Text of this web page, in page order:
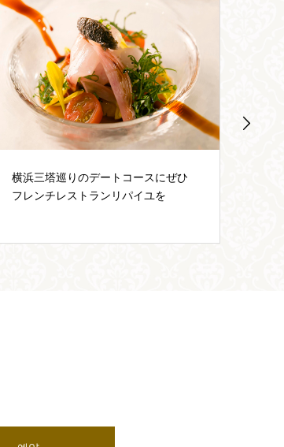
4/8～5/6の営業について